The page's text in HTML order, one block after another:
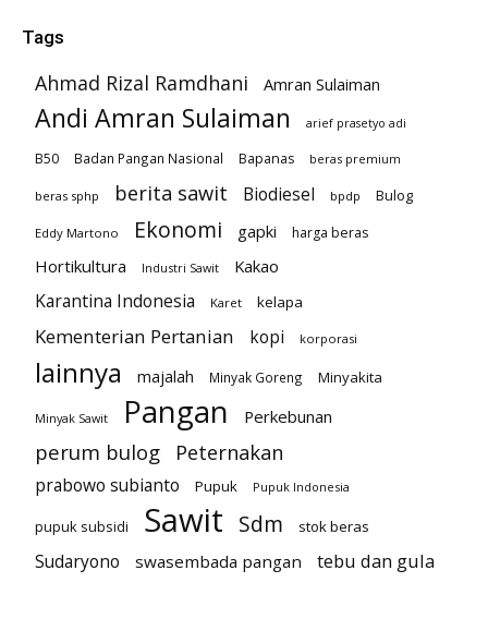
Tags
Ahmad Rizal Ramdhani Amran Sulaiman
Andi Amran Sulaiman arief prasetyo adi
B50 Badan Pangan Nasional Bapanas beras premium
beras sphp berita sawit Biodiesel bpdp Bulog
Eddy Martono Ekonomi gapki harga beras
Hortikultura Industri Sawit Kakao
Karantina Indonesia Karet kelapa
Kementerian Pertanian kopi korporasi
lainnya majalah Minyak Goreng Minyakita
Minyak Sawit Pangan Perkebunan
perum bulog Peternakan
prabowo subianto Pupuk Pupuk Indonesia
pupuk subsidi Sawit Sdm stok beras
Sudaryono swasembada pangan tebu dan gula